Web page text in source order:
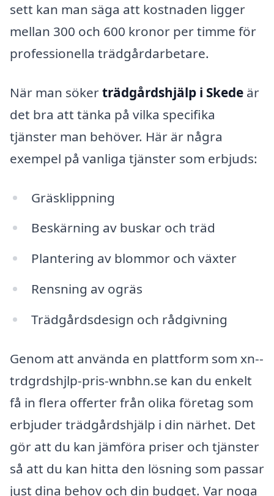
sett kan man säga att kostnaden ligger
mellan 300 och 600 kronor per timme för
professionella trädgårdarbetare.
När man sökerträdgårdshjälp i Skede är
det bra att tänka på vilka specifika
tjänster man behöver. Här är några
exempel på vanliga tjänster som erbjuds:
Gräsklippning
Beskärning av buskar och träd
Plantering av blommor och växter
Rensning av ogräs
Trädgårdsdesign och rådgivning
Genom att använda en plattform som xn--
trdgrdshjlp-pris-wnbhn.se kan du enkelt
få in flera offerter från olika företag som
erbjuder trädgårdshjälp i din närhet. Det
gör att du kan jämföra priser och tjänster
så att du kan hitta den lösning som passar
just dina behov och din budget. Var noga